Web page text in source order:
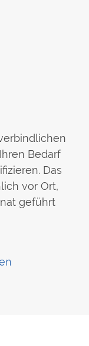
Bedarf
Das
vor Ort,
geführt